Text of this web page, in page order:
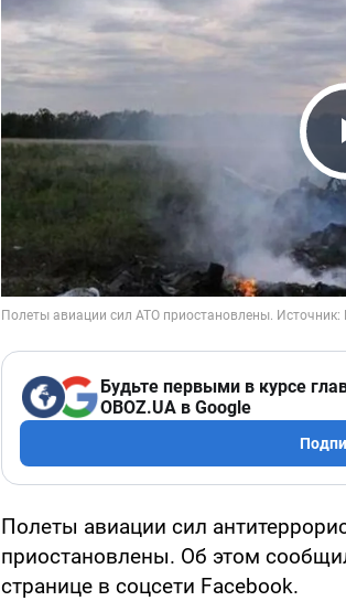
Будьте первыми в курсе
OBOZ.UA в Google
Полеты авиации сил
приостановлены. Об этом
странице в соцсети Facebook.